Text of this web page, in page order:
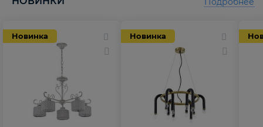
Новинка Новинка